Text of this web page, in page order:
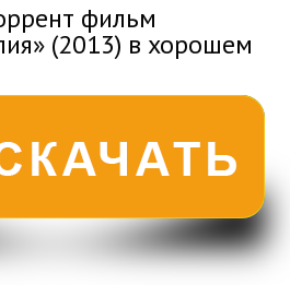
фильм
(2013) в хорошем